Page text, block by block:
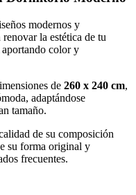
modernos y
la estética de tu
color y
de 260 x 240 cm,
adaptándose
tamaño.
de su composición
su forma original y
frecuentes.